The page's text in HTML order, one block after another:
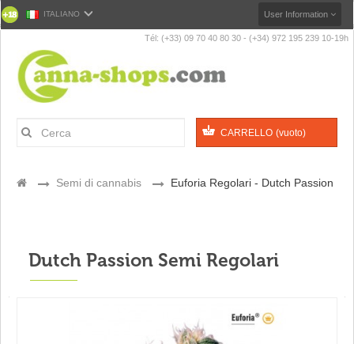
ITALIANO User Information
Tél: (+33) 09 70 40 80 30 - (+34) 972 195 239 10-19h
CARRELLO (vuoto)
> Semi di cannabis > Euforia Regolari - Dutch Passion
Dutch Passion Semi Regolari